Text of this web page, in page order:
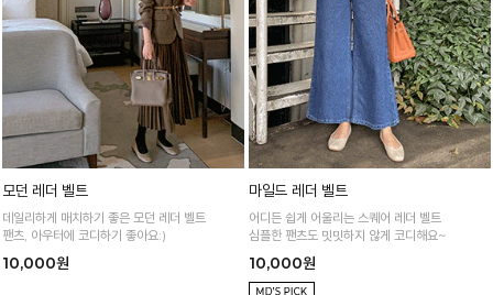
모던 레더 벨트
데일리하게 매치하기 좋은 모던 레더 벨트
팬츠, 아우터에 코디하기 좋아요:)
10,000원
마일드 레더 벨트
어디든 쉽게 어울리는 스퀘어 레더 벨트
심플한 팬츠도 밋밋하지 않게 코디해요~
10,000원